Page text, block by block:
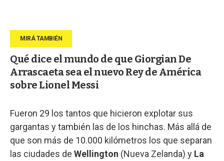
Qué dice el mundo de que Giorgian De
Arrascaeta sea el nuevo Rey de América
sobre Lionel Messi
Fueron 29 los tantos que hicieron explotar sus
gargantas y también las de los hinchas. Más allá de
que son más de 10.000 kilómetros los que separan
las ciudades de Wellington (Nueva Zelanda) y La